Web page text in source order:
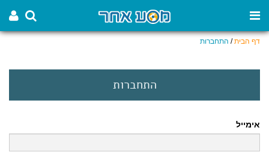
דף הבית/ התחברות
התחברות
אימייל